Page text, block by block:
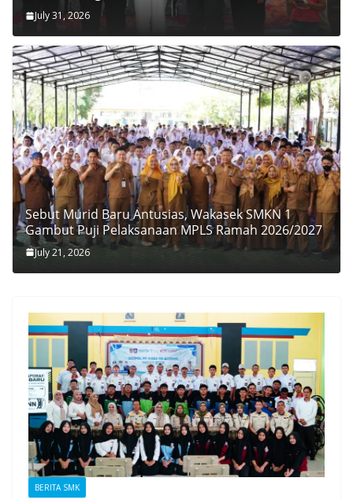
July 31, 2026
Sebut Murid Baru Antusias, Wakasek SMKN 1
Gambut Puji Pelaksanaan MPLS Ramah 2026/2027
July 21, 2026
BERITA SMK